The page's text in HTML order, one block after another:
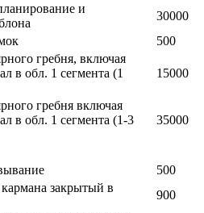
и
30000
500
гребня, включая
в обл. 1 сегмента (1
15000
гребня включая
в обл. 1 сегмента (1-3
35000
500
закрытый в
900